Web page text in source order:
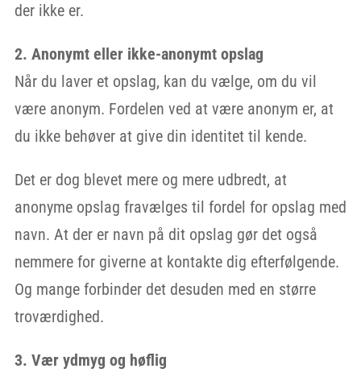
der ikke er.
2. Anonymt eller ikke-anonymt opslag
Når du laver et opslag, kan du vælge, om du vil
være anonym. Fordelen ved at være anonym er, at
du ikke behøver at give din identitet til kende.
Det er dog blevet mere og mere udbredt, at
anonyme opslag fravælges til fordel for opslag med
navn. At der er navn på dit opslag gør det også
nemmere for giverne at kontakte dig efterfølgende.
Og mange forbinder det desuden med en større
troværdighed.
3. Vær ydmyg og høflig